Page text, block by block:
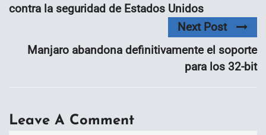
contra la seguridad de Estados Unidos
Next Post
Manjaro abandona definitivamente el soporte
para los 32-bit
Leave A Comment